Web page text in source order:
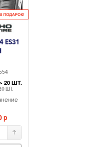
ES31
20 ШТ.
ШТ.
p